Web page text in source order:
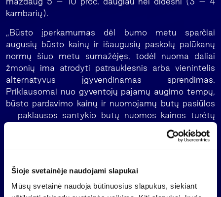
Šioje svetainėje naudojami slapukai
Mūsų svetainė naudoja būtinuosius slapukus, siekiant
kambarių).
„Būsto įperkamumas dėl bumo metu sparčiai
augusių būsto kainų ir išaugusių paskolų palūkanų
normų šiuo metu sumažėjęs, todėl nuoma daliai
žmonių ima atrodyti patrauklesnis arba vienintelis
alternatyvus įgyvendinamas sprendimas.
Priklausomai nuo gyventojų pajamų augimo tempų,
būsto pardavimo kainų ir nuomojamų butų pasiūlos
– paklausos santykio butų nuomos kainos turėtų
žmonių, kurie turi perpardavimui pirktų butų, kurie,
nepavykus jų parduoti, yra išnuomojami. „Tačiau dėl
mažo būsto nuomos pajamingumo, palyginti iš